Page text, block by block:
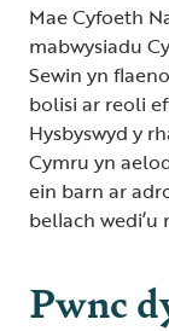
Mae Cyfoeth
mabwysiadu
Sewin yn
bolisi ar reoli
Hysbyswyd y
Cymru yn
ein barn ar
bellach wedi’u
Pwnc